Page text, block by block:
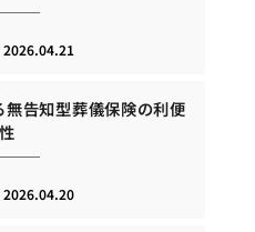
2026.04.21
告知型葬儀保険の利便
性
2026.04.20